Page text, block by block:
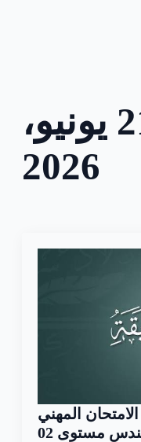
21 يونيو،
2026
المهني
للالتحاق برتبة مساعد مهندس مستوى 02